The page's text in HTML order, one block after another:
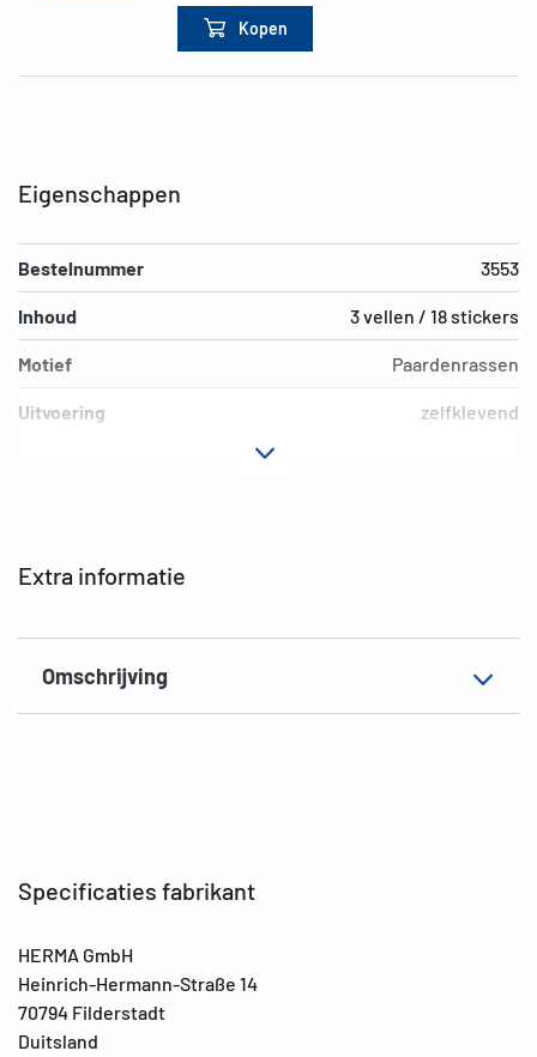
Kopen
Extra informatie
Omschrijving
Eigenschappen
Bestelnummer 3553
Inhoud 3 vellen / 18 stickers
Motief Paardenrassen
Uitvoering zelfklevend
Specificaties fabrikant
HERMA GmbH
Heinrich-Hermann-Straße 14
70794 Filderstadt
Duitsland